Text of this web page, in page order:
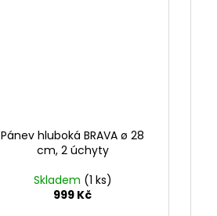
Pánev hluboká BRAVA ø 28
cm, 2 úchyty
Skladem (1 ks)
999 Kč